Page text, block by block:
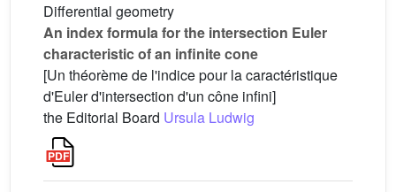
Differential geometry
An index formula for the intersection Euler
characteristic of an infinite cone
[Un théorème de l'indice pour la caractéristique
d'Euler d'intersection d'un cône infini]
the Editorial Board Ursula Ludwig